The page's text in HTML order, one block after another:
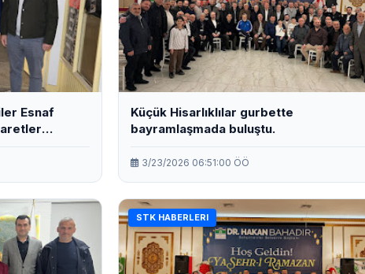
Esnaf
Küçük Hisarlıklılar gurbette
bayramlaşmada buluştu.
3/23/2026 06:51:00 ÖÖ
STK HABERLERI